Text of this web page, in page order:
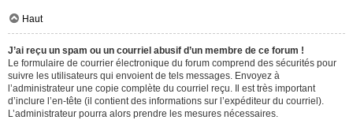
Haut
J’ai reçu un spam ou un courriel abusif d’un membre de ce forum !
Le formulaire de courrier électronique du forum comprend des sécurités pour
suivre les utilisateurs qui envoient de tels messages. Envoyez à
l’administrateur une copie complète du courriel reçu. Il est très important
d’inclure l’en-tête (il contient des informations sur l’expéditeur du courriel).
L’administrateur pourra alors prendre les mesures nécessaires.